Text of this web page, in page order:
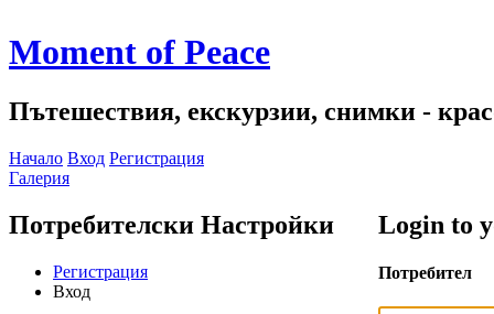
Moment of Peace
Пътешествия, екскурзии, снимки -
Начало Вход Регистрация
Галерия
Потребителски Настройки
Регистрация
Вход
Login to
Потребител